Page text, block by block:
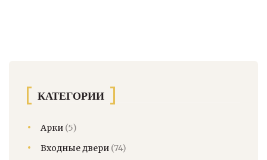
КАТЕГОРИИ
Арки (5)
Входные двери (74)